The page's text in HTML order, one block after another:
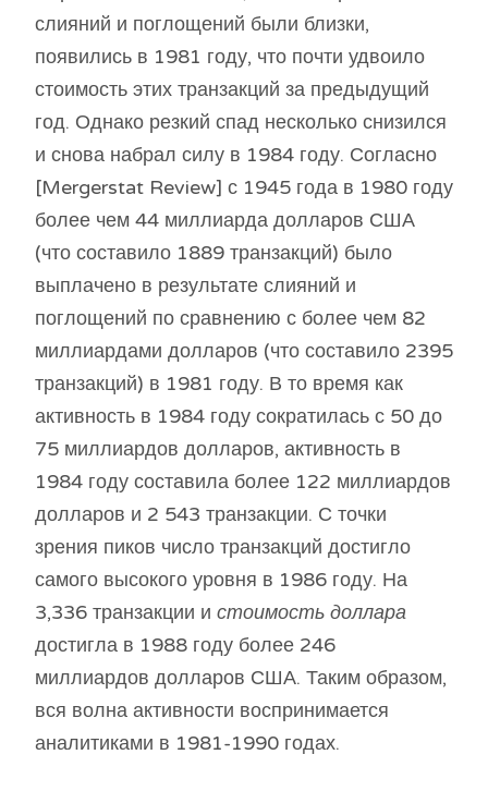
слияний и поглощений были близки,
появились в 1981 году, что почти удвоило
стоимость этих транзакций за предыдущий
год. Однако резкий спад несколько снизился
и снова набрал силу в 1984 году. Согласно
[Mergerstat Review] с 1945 года в 1980 году
более чем 44 миллиарда долларов США
(что составило 1889 транзакций) было
выплачено в результате слияний и
поглощений по сравнению с более чем 82
миллиардами долларов (что составило 2395
транзакций) в 1981 году. В то время как
активность в 1984 году сократилась с 50 до
75 миллиардов долларов, активность в
1984 году составила более 122 миллиардов
долларов и 2 543 транзакции. С точки
зрения пиков число транзакций достигло
самого высокого уровня в 1986 году. На
3,336 транзакции и стоимость доллара
достигла в 1988 году более 246
миллиардов долларов США. Таким образом,
вся волна активности воспринимается
аналитиками в 1981-1990 годах.